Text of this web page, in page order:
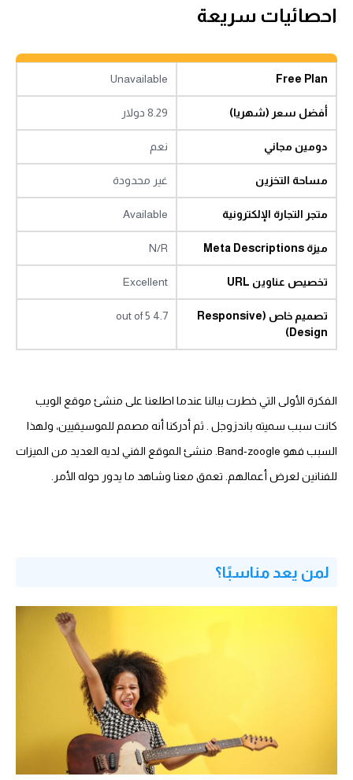
Frequently Asked Questions (FAQs)
احصائيات سريعة
Free Plan
Unavailable
أفضل سعر (شهريا) 8.29 دولار
دومين مجاني نعم
مساحة التخزين غير محدودة
متجر التجارة الإلكترونية Available
ميزة Meta Descriptions N/R
تخصيص عناوين URL Excellent
تصميم خاص (Responsive
Design)
4.7 out of 5
الفكرة الأولى التي خطرت ببالنا عندما اطلعنا على منشئ موقع الويب
كانت سبب سميته باندزوجل . ثم أدركنا أنه مصمم للموسيقيين، ولهذا
السبب فهو Band-zoogle. منشئ الموقع الفني لديه العديد من الميزات
للفنانين لعرض أعمالهم. تعمق معنا وشاهد ما يدور حوله الأمر.
لمن يعد مناسبًا؟